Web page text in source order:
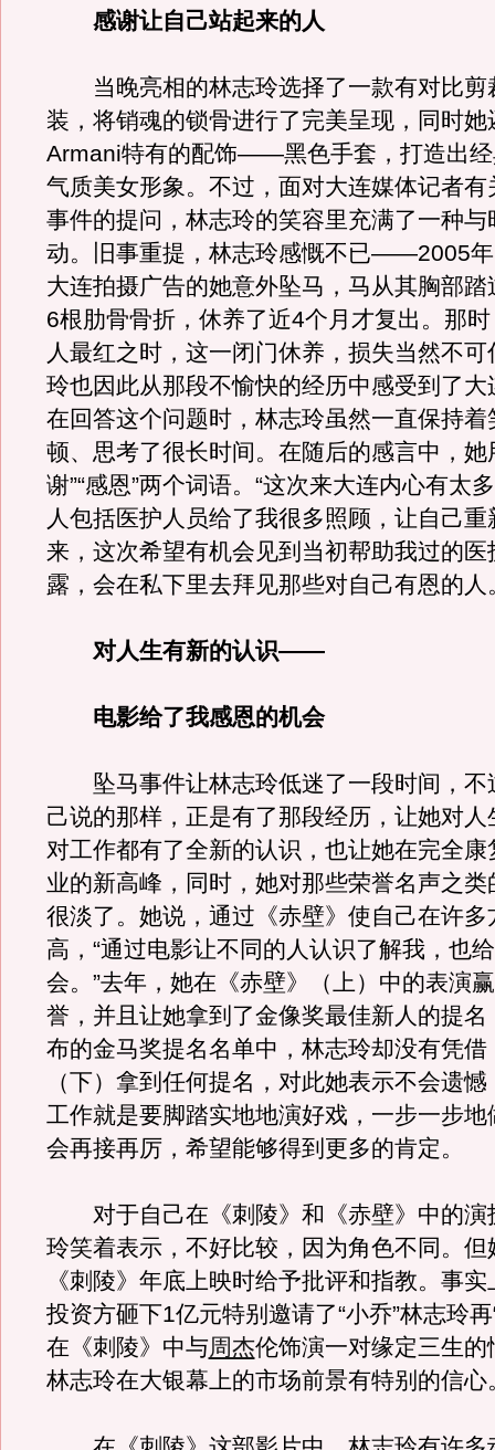
感谢让自己站起来的人
当晚亮相的林志玲选择了一款有对比剪
装，将销魂的锁骨进行了完美呈现，同时她
Armani特有的配饰——黑色手套，打造出
气质美女形象。不过，面对大连媒体记者有
事件的提问，林志玲的笑容里充满了一种与
动。旧事重提，林志玲感慨不已——2005
大连拍摄广告的她意外坠马，马从其胸部踏
6根肋骨骨折，休养了近4个月才复出。那
人最红之时，这一闭门休养，损失当然不
玲也因此从那段不愉快的经历中感受到了大
在回答这个问题时，林志玲虽然一直保持着
顿、思考了很长时间。在随后的感言中，她
谢”“感恩”两个词语。“这次来大连内心有太
人包括医护人员给了我很多照顾，让自己
来，这次希望有机会见到当初帮助我过的医
露，会在私下里去拜见那些对自己有恩的人
对人生有新的认识——
电影给了我感恩的机会
坠马事件让林志玲低迷了一段时间，不
己说的那样，正是有了那段经历，让她对人
对工作都有了全新的认识，也让她在完全康
业的新高峰，同时，她对那些荣誉名声之类
很淡了。她说，通过《赤壁》使自己在许多
高，“通过电影让不同的人认识了解我，也
会。”去年，她在《赤壁》（上）中的表演
誉，并且让她拿到了金像奖最佳新人的提名
布的金马奖提名名单中，林志玲却没有凭借
（下）拿到任何提名，对此她表示不会遗
工作就是要脚踏实地地演好戏，一步一步地
会再接再厉，希望能够得到更多的肯定。
对于自己在《刺陵》和《赤壁》中的演
玲笑着表示，不好比较，因为角色不同。但
《刺陵》年底上映时给予批评和指教。事
投资方砸下1亿元特别邀请了“小乔”林志玲再
在《刺陵》中与周杰伦饰演一对缘定三生的
林志玲在大银幕上的市场前景有特别的信心